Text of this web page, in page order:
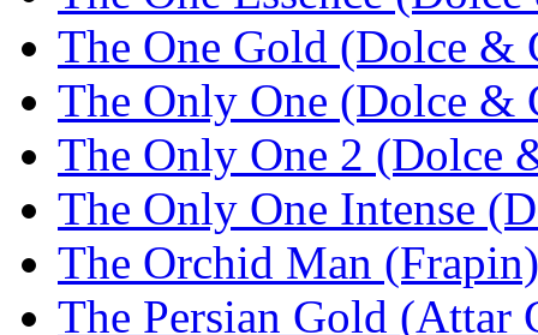
The One Gold (Dolce &
The Only One (Dolce &
The Only One 2 (Dolce
The Only One Intense
The Orchid Man (Frapin)
The Persian Gold (Attar